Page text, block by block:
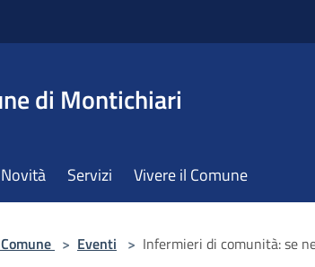
di Montichiari
Novità Servizi Vivere il Comune
> Eventi > Infermieri di comunità: se